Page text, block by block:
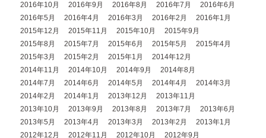
2016年10月
2016年9月 2016年8月 2016年7月
2016年6月
2016年5月
2016年4月 2016年3月 2016年2月
2016年1月
2015年12月
2015年11月 2015年10月
2015年9月
2015年8月
2015年7月 2015年6月 2015年5月
2015年4月
2015年3月
2015年2月 2015年1月
2014年12月
2014年11月
2014年10月 2014年9月
2014年8月
2014年7月
2014年6月 2014年5月 2014年4月
2014年3月
2014年2月
2014年1月 2013年12月
2013年11月
2013年10月
2013年9月 2013年8月 2013年7月
2013年6月
2013年5月
2013年4月 2013年3月 2013年2月
2013年1月
2012年12月
2012年11月 2012年10月 2012年9月